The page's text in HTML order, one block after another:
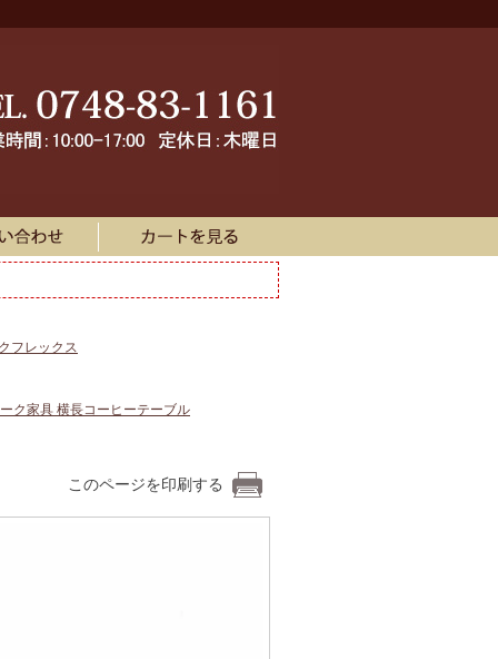
フレックス
ク家具 横長コーヒーテーブル
このページを印刷する